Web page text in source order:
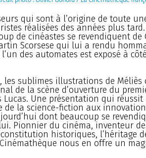
qui sont à l’origine de toute
réalisées des années plus
de cinéastes se revendiquent de
Scorsese qui lui a rendu
des automates est exposé à
les sublimes illustrations de Méliès
de la scène d’ouverture du
Lucas. Une présentation qui
de la science-fiction aux
dont beaucoup se
Pionnier du cinéma, inventeur
historiques, l’héritage
nous en offre un